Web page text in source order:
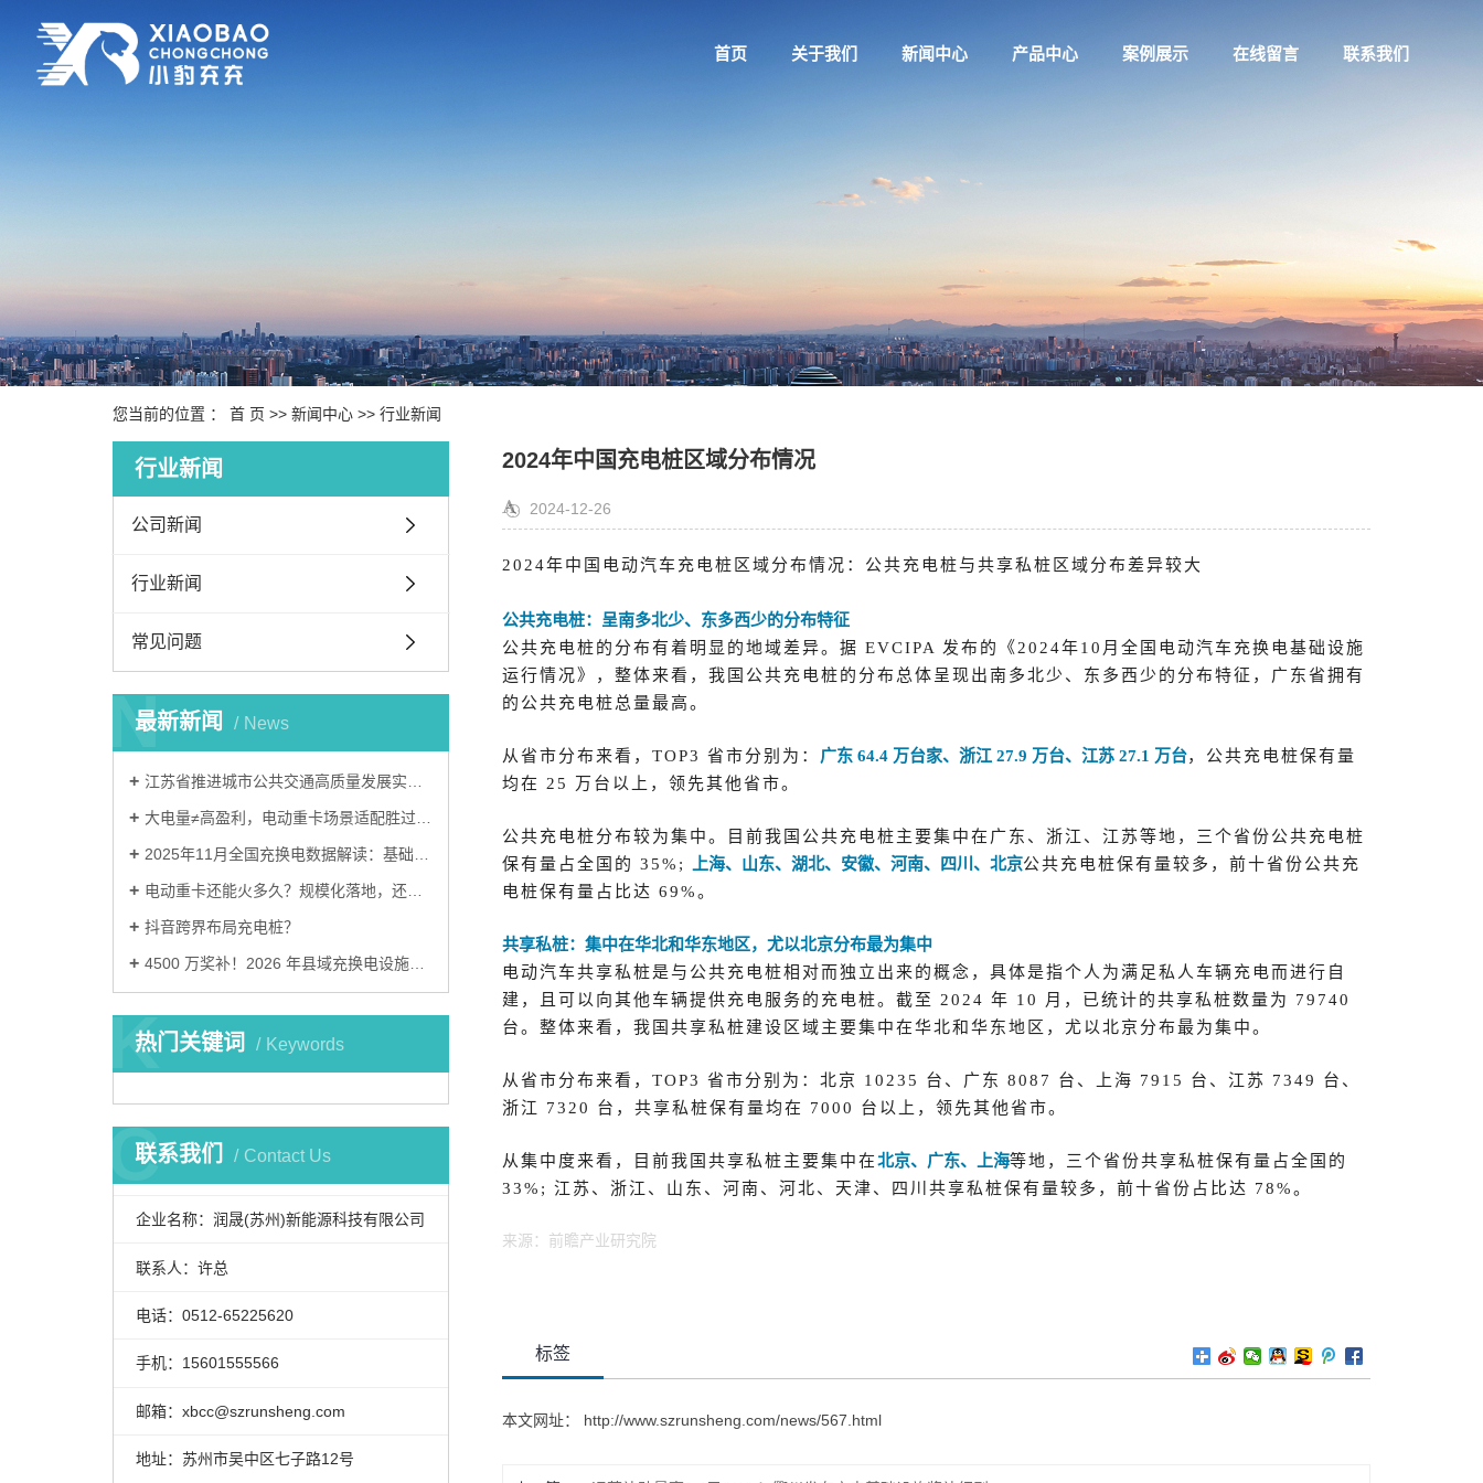
首页 关于我们 新闻中心 产品中心 案例展示 在线留言 联系我们
您当前的位置 ： 首 页 >> 新闻中心 >> 行业新闻
行业新闻
公司新闻
行业新闻
常见问题
最新新闻 News
N
江苏省推进城市公共交通高质量发展实施意见
大电量≠高盈利，电动重卡场景适配胜过盲目堆电量
2025年11月全国充换电数据解读：基础设施建设进入关键阶段
电动重卡还能火多久？规模化落地，还要跨越三道难关
抖音跨界布局充电桩？
4500 万奖补！2026 年县域充换电设施补短板试点申报流程清单
热门关键词 Keywords
K
联系我们 Contact Us
C
企业名称：润晟(苏州)新能源科技有限公司
联系人：许总
电话：0512-65225620
手机：15601555566
邮箱：xbcc@szrunsheng.com
地址：苏州市吴中区七子路12号
2024年中国充电桩区域分布情况
2024-12-26
2024年中国电动汽车充电桩区域分布情况：公共充电桩与共享私桩区域分布差异较大
公共充电桩：呈南多北少、东多西少的分布特征
公共充电桩的分布有着明显的地域差异。据 EVCIPA 发布的《2024年10月全国电动汽车充换电基础设施
运行情况》，整体来看，我国公共充电桩的分布总体呈现出南多北少、东多西少的分布特征，广东省拥有
的公共充电桩总量最高。
从省市分布来看，TOP3 省市分别为： 广东 64.4 万台家、浙江 27.9 万台、江苏 27.1 万台，公共充电桩保有量
均在 25 万台以上，领先其他省市。
公共充电桩分布较为集中。目前我国公共充电桩主要集中在 广东、浙江、江苏等地，三个省份公共充电桩
保有量占全国的 35%;
上海、山东、湖北、安徽、河南、四川、北京公共充电桩保有量较多，前十省份公共充
电桩保有量占比达 69%。
共享私桩：集中在华北和华东地区，尤以北京分布最为集中
电动汽车共享私桩是与公共充电桩相对而独立出来的概念，具体是指个人为满足私人车辆充电而进行自
建，且可以向其他车辆提供充电服务的充电桩。截至 2024 年 10 月，已统计的共享私桩数量为 79740
台。整体来看，我国共享私桩建设区域主要集中在华北和华东地区，尤以北京分布最为集中。
从省市分布来看，TOP3 省市分别为：北京 10235 台、广东 8087 台、上海 7915 台、江苏 7349 台、
浙江 7320 台，共享私桩保有量均在 7000 台以上，领先其他省市。
从集中度来看，目前我国共享私桩主要集中在北京、广东、上海等地，三个省份共享私桩保有量占全国的
33%; 江苏、浙江、山东、河南、河北、天津、四川共享私桩保有量较多，前十省份占比达 78%。
来源：前瞻产业研究院
标签
本文网址： http://www.szrunsheng.com/news/567.html